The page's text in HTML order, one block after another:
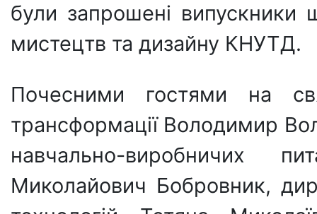
були запрошені випускники
мистецтв та дизайну КНУТД.
Почесними гостями на
трансформації Володимир
навчально-виробничих
Миколайович Бобровник,